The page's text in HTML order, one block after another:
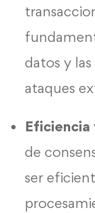
datos y
ataques
Eficiencia
de
ser